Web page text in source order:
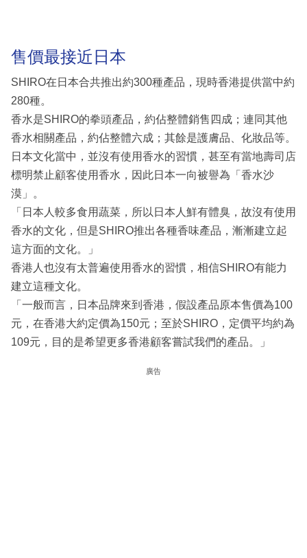
售價最接近日本
SHIRO在日本合共推出約300種產品，現時香港提供當中約
280種。
香水是SHIRO的拳頭產品，約佔整體銷售四成；連同其他
香水相關產品，約佔整體六成；其餘是護膚品、化妝品等。
日本文化當中，並沒有使用香水的習慣，甚至有當地壽司店
標明禁止顧客使用香水，因此日本一向被譽為「香水沙
漠」。
「日本人較多食用蔬菜，所以日本人鮮有體臭，故沒有使用
香水的文化，但是SHIRO推出各種香味產品，漸漸建立起
這方面的文化。」
香港人也沒有太普遍使用香水的習慣，相信SHIRO有能力
建立這種文化。
「一般而言，日本品牌來到香港，假設產品原本售價為100
元，在香港大約定價為150元；至於SHIRO，定價平均約為
109元，目的是希望更多香港顧客嘗試我們的產品。」
廣告